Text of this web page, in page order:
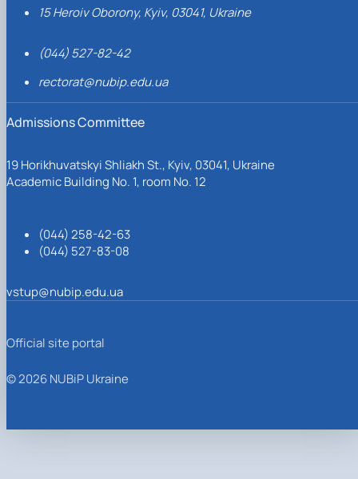
15 Heroiv Oborony, Kyiv, 03041, Ukraine
(044) 527-82-42
rectorat@nubip.edu.ua
Admissions Committee
19 Horikhuvatskyi Shliakh St., Kyiv, 03041, Ukraine
Academic Building No. 1, room No. 12
(044) 258-42-63
(044) 527-83-08
vstup@nubip.edu.ua
Official site portal
© 2026 NUBiP Ukraine